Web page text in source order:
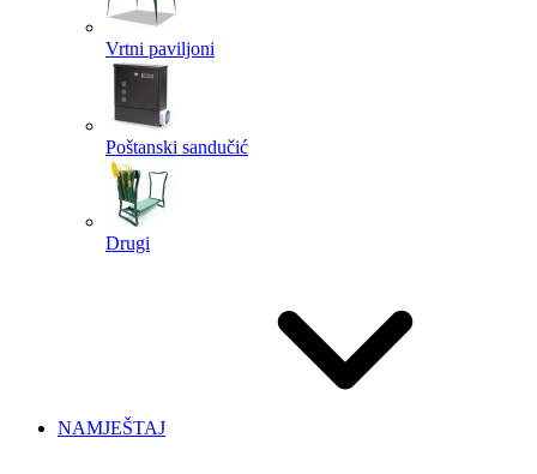
Vrtni paviljoni
Poštanski sandučić
Drugi
NAMJEŠTAJ